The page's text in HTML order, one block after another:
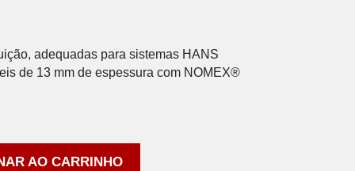
adequadas para sistemas HANS
de 13 mm de espessura com NOMEX®
AO CARRINHO